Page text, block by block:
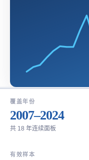
覆盖年份
2007–2024
共 18 年连续面板
有效样本